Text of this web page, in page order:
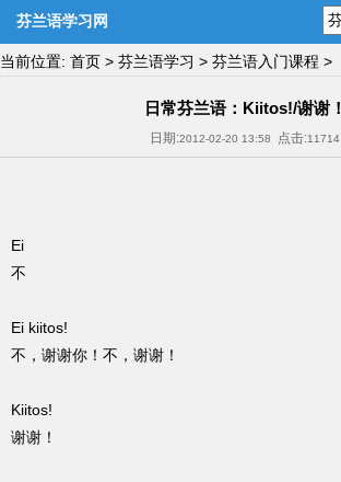
芬兰语学习网
当前位置: 首页 > 芬兰语学习 > 芬兰语入门课程 >
日常芬兰语：Kiitos!/谢谢！
日期:2012-02-20 13:58 点击:11714
Ei
不
Ei kiitos!
不，谢谢你！不，谢谢！
Kiitos!
谢谢！